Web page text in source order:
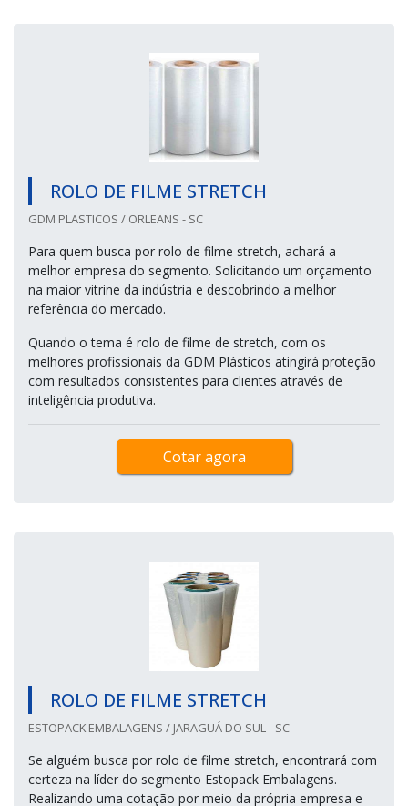
ROLO DE FILME STRETCH
GDM PLASTICOS / ORLEANS - SC
Para quem busca por rolo de filme stretch, achará a
melhor empresa do segmento. Solicitando um orçamento
na maior vitrine da indústria e descobrindo a melhor
referência do mercado.
Quando o tema é rolo de filme de stretch, com os
melhores profissionais da GDM Plásticos atingirá proteção
com resultados consistentes para clientes através de
inteligência produtiva.
Cotar agora
ROLO DE FILME STRETCH
ESTOPACK EMBALAGENS / JARAGUÁ DO SUL - SC
Se alguém busca por rolo de filme stretch, encontrará com
certeza na líder do segmento Estopack Embalagens.
Realizando uma cotação por meio da própria empresa e